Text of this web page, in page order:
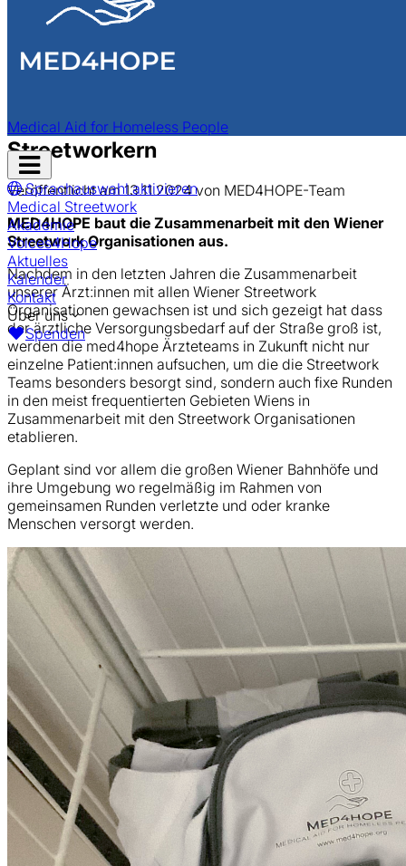
MED4HOPE
Medical Aid for Homeless People
Navigation
öffnen
Sprachauswahl aktivieren
Medical Streetwork
Akademie
Voices4Hope
Aktuelles
Kalender
Kontakt
Über uns
Spenden
Aktuelles
Straßenmedizinische Runden mit
Streetworkern
Veröffentlicht am 13.11.2024 von MED4HOPE-Team
MED4HOPE baut die Zusammenarbeit mit den Wiener
Streetwork Organisationen aus.
Nachdem in den letzten Jahren die Zusammenarbeit
unserer Ärzt:innen mit allen Wiener Streetwork
Organisationen gewachsen ist und sich gezeigt hat dass
der ärztliche Versorgungsbedarf auf der Straße groß ist,
werden die med4hope Ärzteteams in Zukunft nicht nur
einzelne Patient:innen aufsuchen, um die die Streetwork
Teams besonders besorgt sind, sondern auch fixe Runden
in den meist frequentierten Gebieten Wiens in
Zusammenarbeit mit den Streetwork Organisationen
etablieren.
Geplant sind vor allem die großen Wiener Bahnhöfe und
ihre Umgebung wo regelmäßig im Rahmen von
gemeinsamen Runden verletzte und oder kranke
Menschen versorgt werden.